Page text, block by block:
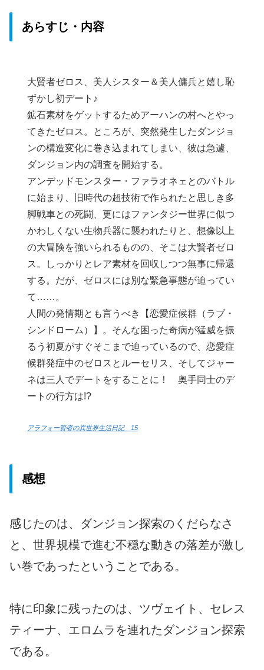
あらすじ・内容
大賢者ゼロス、美人シスター＆美人傭兵と嬉し恥
ずかし初デート♪
鉱石素材をゲットするためアーハンの村へとやっ
てきたゼロス。ところが、突然発生したダンジョ
ンの構造変化に巻き込まれてしまい、彼は急遽、
ダンジョン内の調査を開始する。
アンデッドモンスター・ファラオネェとのバトル
に始まり、旧時代の超技術で作られたと思しき多
脚戦車との死闘、更にはファンタジー世界に似つ
かわしくない生物兵器に襲われたりと、想像以上
の大冒険を強いられるものの、そこは大賢者ゼロ
ス。しっかりとレア素材を回収しつつ無事に帰還
する。だが、ゼロスには別な緊急事態が迫ってい
て……。
人間の発情期とも言うべき【恋愛症候群（ラブ・
シンドローム）】。そんな困った奇病が猛威を振
るう初夏がすぐそこまで迫っているので、恋愛症
候群発症中のゼロスとルーセリス、そしてジャー
ネは三人でデートをすることに！ 奥手同士のデ
ートの行方は!?
アラフォー賢者の異世界生活日記 15
感想
感じたのは、ダンジョン探索のくだらなさ
と、世界規模で進む不穏な動きの落差が激し
い巻であったということである。
特に印象に残ったのは、ツヴェイト、セレス
ティーナ、エロムラを連れたダンジョン探索
である。